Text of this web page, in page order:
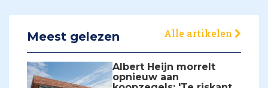
Meest gelezen Alle artikelen
Albert Heijn morrelt
opnieuw aan